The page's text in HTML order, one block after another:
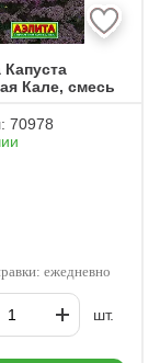
Кале, смесь
70978
ежедневно
шт.